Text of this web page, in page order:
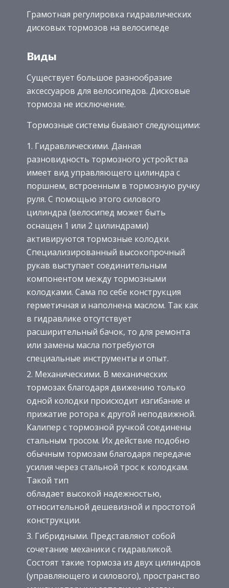
Грамотная регулировка гидравлических
дисковых тормозов на велосипеде
Виды
Существует большое разнообразие
аксессуаров для велосипедов. Дисковые
тормоза не исключение.
Тормозные системы бывают следующими:
Гидравлическими. Данная
разновидность тормозного устройства
имеет вид управляющего цилиндра с
поршнем, встроенным в тормозную ручку
руля. С помощью этого силового
цилиндра (велосипед может быть
оснащен 1 или 2 цилиндрами)
активируются тормозные колодки.
Специализированный высокопрочный
рукав выступает соединительным
компонентом между тормозными
колодками. Сама по себе конструкция
герметичная и наполнена маслом. Так как
в гидравлике отсутствует
расширительный бачок, то для ремонта
или замены масла потребуются
специальные инструменты и опыт.
Механическими. В механических
тормозах благодаря движению только
одной колодки происходит изгибание и
прижатие ротора к другой неподвижной.
Калипер с тормозной ручкой соединены
стальным тросом. Их действие подобно
обычным тормозам благодаря передаче
усилия через стальной трос к колодкам.
Такой тип
обладает высокой надежностью,
относительной дешевизной и простотой
конструкции.
Гибридными. Представляют собой
сочетание механики с гидравликой.
Состоят такие тормоза из двух цилиндров
(управляющего и силового), пространство